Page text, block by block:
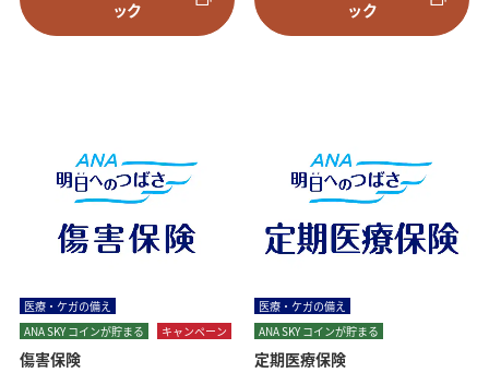
ック
ック
医療・ケガの備え
ANA SKY コインが貯まる
キャンペーン
傷害保険
医療・ケガの備え
ANA SKY コインが貯まる
定期医療保険